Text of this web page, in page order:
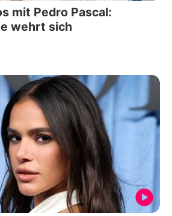
mit Pedro Pascal:
wehrt sich